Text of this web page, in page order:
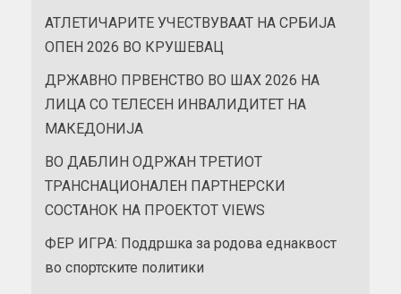
АТЛЕТИЧАРИТЕ УЧЕСТВУВААТ НА СРБИЈА
ОПЕН 2026 ВО КРУШЕВАЦ
ДРЖАВНО ПРВЕНСТВО ВО ШАХ 2026 НА
ЛИЦА СО ТЕЛЕСЕН ИНВАЛИДИТЕТ НА
МАКЕДОНИЈА
ВО ДАБЛИН ОДРЖАН ТРЕТИОТ
ТРАНСНАЦИОНАЛЕН ПАРТНЕРСКИ
СОСТАНОК НА ПРОЕКТОТ VIEWS
ФЕР ИГРА: Поддршка за родова еднаквост
во спортските политики